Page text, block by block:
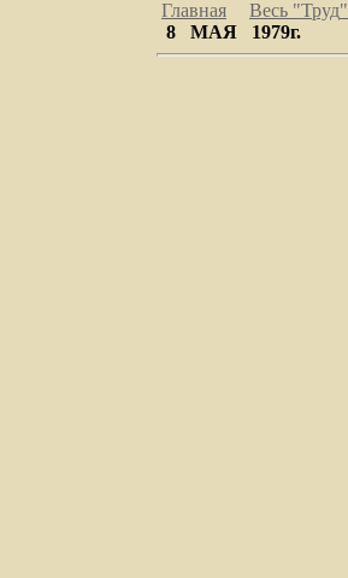
Главная Весь "Труд"
8 МАЯ 1979г.